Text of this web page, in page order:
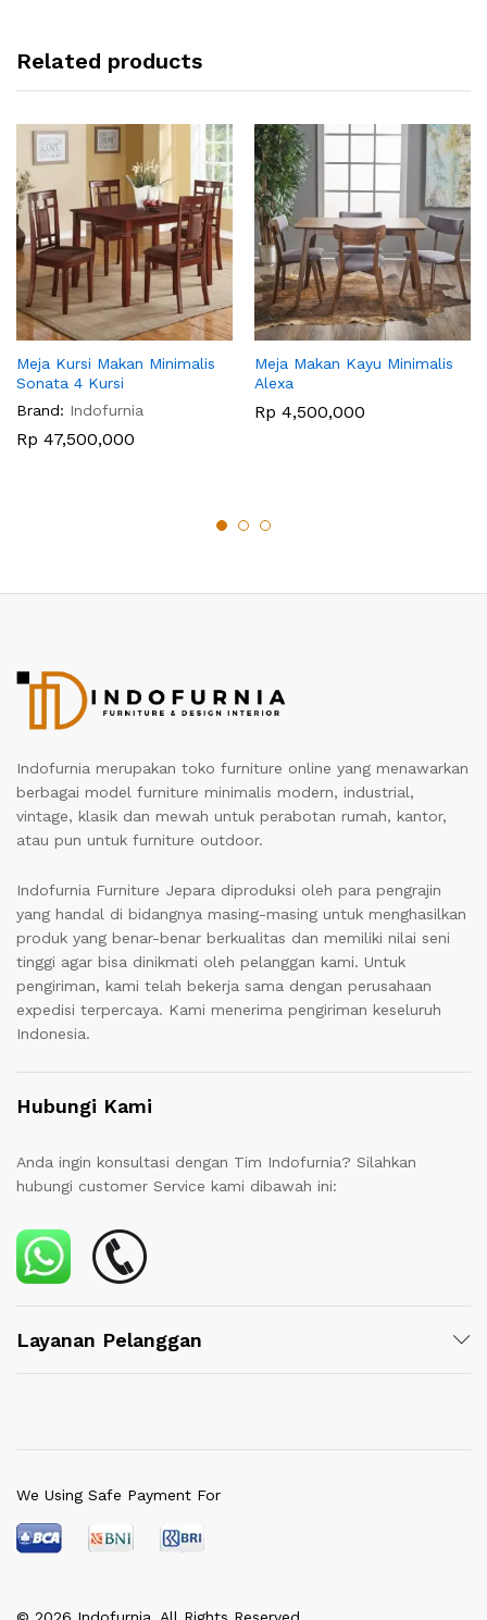
Related products
Meja Kursi Makan Minimalis
Sonata 4 Kursi
Brand: Indofurnia
Rp 47,500,000
Meja Makan Kayu Minimalis
Alexa
Rp 4,500,000
Indofurnia merupakan toko furniture online yang menawarkan
berbagai model furniture minimalis modern, industrial,
vintage, klasik dan mewah untuk perabotan rumah, kantor,
atau pun untuk furniture outdoor.
Indofurnia Furniture Jepara diproduksi oleh para pengrajin
yang handal di bidangnya masing-masing untuk menghasilkan
produk yang benar-benar berkualitas dan memiliki nilai seni
tinggi agar bisa dinikmati oleh pelanggan kami. Untuk
pengiriman, kami telah bekerja sama dengan perusahaan
expedisi terpercaya. Kami menerima pengiriman keseluruh
Indonesia.
Hubungi Kami
Anda ingin konsultasi dengan Tim Indofurnia? Silahkan
hubungi customer Service kami dibawah ini:
Layanan Pelanggan
© 2026 Indofurnia. All Rights Reserved
We Using Safe Payment For